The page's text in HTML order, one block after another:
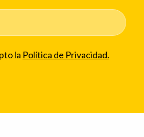
la Política de Privacidad.